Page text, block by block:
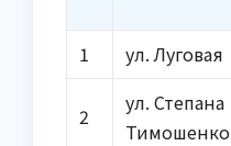
1
ул. Луговая
2
ул. Степана
Тимошенко